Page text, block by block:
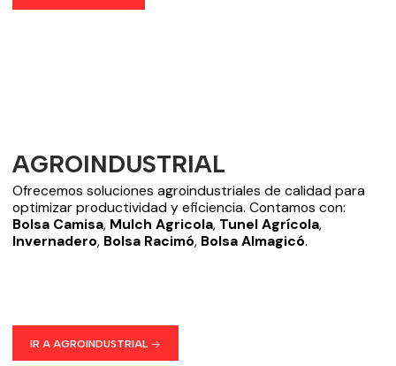
AGROINDUSTRIAL
Ofrecemos soluciones agroindustriales de calidad para
optimizar productividad y eficiencia. Contamos con:
Bolsa Camisa, Mulch Agricola, Tunel Agrícola,
Invernadero,Bolsa Racimó, Bolsa Almagicó.
IR A AGROINDUSTRIAL